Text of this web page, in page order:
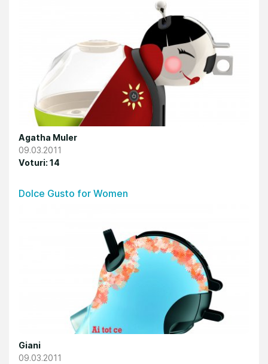
Agatha Muler
09.03.2011
Voturi: 14
Dolce Gusto for Women
Giani
09.03.2011